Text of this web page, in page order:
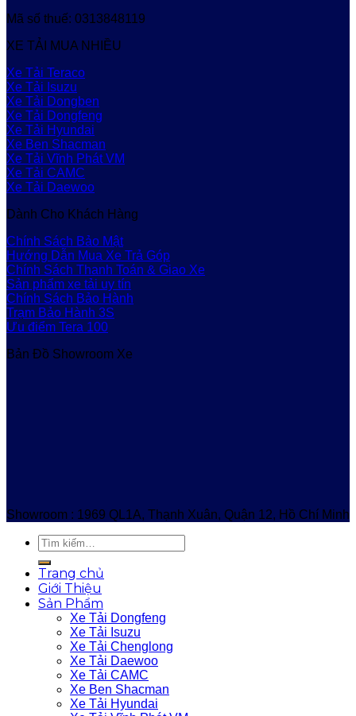
Mã số thuế: 0313848119
XE TẢI MUA NHIỀU
Xe Tải Teraco
Xe Tải Isuzu
Xe Tải Dongben
Xe Tải Dongfeng
Xe Tải Hyundai
Xe Ben Shacman
Xe Tải Vĩnh Phát VM
Xe Tải CAMC
Xe Tải Daewoo
Dành Cho Khách Hàng
Chính Sách Bảo Mật
Hướng Dẫn Mua Xe Trả Góp
Chính Sách Thanh Toán & Giao Xe
Sản phẩm xe tải uy tín
Chính Sách Bảo Hành
Trạm Bảo Hành 3S
Ưu điểm Tera 100
Bản Đồ Showroom Xe
Showroom : 1969 QL1A, Thạnh Xuân, Quận 12, Hồ Chí Minh
Trang chủ
Giới Thiệu
Sản Phẩm
Xe Tải Dongfeng
Xe Tải Isuzu
Xe Tải Chenglong
Xe Tải Daewoo
Xe Tải CAMC
Xe Ben Shacman
Xe Tải Hyundai